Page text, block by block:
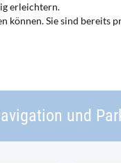
erleichtern.
können. Sie sind
und